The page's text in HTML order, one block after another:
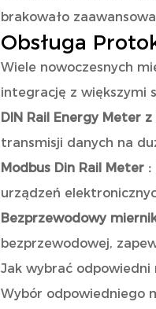
brakowało
Obsługa
Wiele nowoczesnych
integrację z większymi
DIN Rail Energy Meter z
transmisji danych na
Modbus Din Rail Meter :
urządzeń
Bezprzewodowy
bezprzewodowej,
Jak wybrać odpowiedni
Wybór odpowiedniego